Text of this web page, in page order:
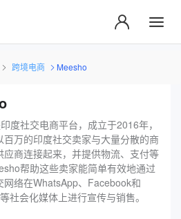
跨境电商 Meesho
度社交电商平台，成立于2016年，
百万的印度社交卖家与大量分散的商
应商连接起来，并提供物流、支付等
帮助这些卖家能简单有效地通过
网络在WhatsApp、Facebook和
社会化媒体上进行宣传与销售。